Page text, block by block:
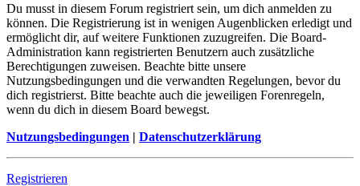
Du musst in diesem Forum registriert sein, um dich anmelden zu
können. Die Registrierung ist in wenigen Augenblicken erledigt und
ermöglicht dir, auf weitere Funktionen zuzugreifen. Die Board-
Administration kann registrierten Benutzern auch zusätzliche
Berechtigungen zuweisen. Beachte bitte unsere
Nutzungsbedingungen und die verwandten Regelungen, bevor du
dich registrierst. Bitte beachte auch die jeweiligen Forenregeln,
wenn du dich in diesem Board bewegst.
Nutzungsbedingungen | Datenschutzerklärung
Registrieren